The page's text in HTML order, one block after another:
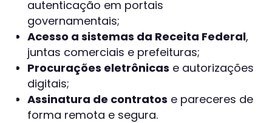
autenticação em portais
governamentais;
Acesso a sistemas da Receita Federal,
juntas comerciais e prefeituras;
Procurações eletrônicas e autorizações
digitais;
Assinatura de contratos e pareceres de
forma remota e segura.